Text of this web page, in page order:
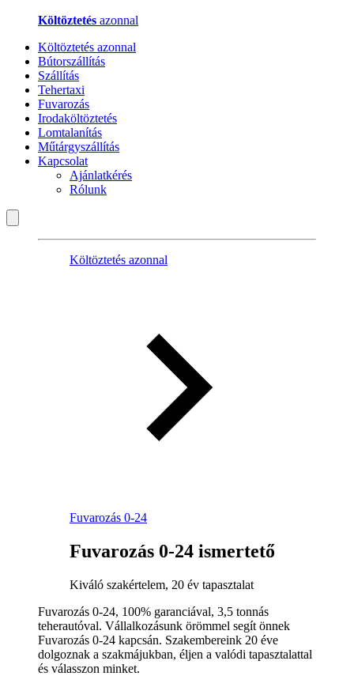
Költöztetés azonnal
Költöztetés azonnal
Bútorszállítás
Szállítás
Tehertaxi
Fuvarozás
Irodaköltöztetés
Lomtalanítás
Műtárgyszállítás
Kapcsolat
Ajánlatkérés
Rólunk
Költöztetés azonnal
Fuvarozás 0-24
Fuvarozás 0-24 ismertető
Kiváló szakértelem, 20 év tapasztalat
Fuvarozás 0-24, 100% garanciával, 3,5 tonnás
teherautóval. Vállalkozásunk örömmel segít önnek
Fuvarozás 0-24 kapcsán. Szakembereink 20 éve
dolgoznak a szakmájukban, éljen a valódi tapasztalattal
és válasszon minket.